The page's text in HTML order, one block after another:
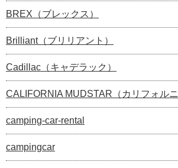
BREX（ブレックス）
Brilliant（ブリリアント）
Cadillac（キャデラック）
CALIFORNIA MUDSTAR（カリフォル
camping-car-rental
campingcar